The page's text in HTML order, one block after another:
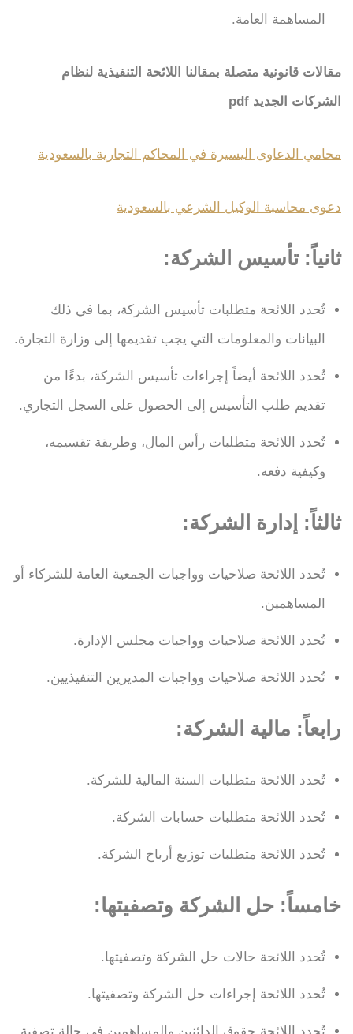
المساهمة العامة.
مقالات قانونية متصلة بمقالنا اللائحة التنفيذية لنظام
الشركات الجديد pdf
محامي الدعاوى اليسيرة في المحاكم التجارية بالسعودية
دعوى محاسبة الوكيل الشرعي بالسعودية
ثانياً: تأسيس الشركة:
تُحدد اللائحة متطلبات تأسيس الشركة، بما في ذلك
البيانات والمعلومات التي يجب تقديمها إلى وزارة التجارة.
تُحدد اللائحة أيضاً إجراءات تأسيس الشركة، بدءًا من
تقديم طلب التأسيس إلى الحصول على السجل التجاري.
تُحدد اللائحة متطلبات رأس المال، وطريقة تقسيمه،
وكيفية دفعه.
ثالثاً: إدارة الشركة:
تُحدد اللائحة صلاحيات وواجبات الجمعية العامة للشركاء أو
المساهمين.
تُحدد اللائحة صلاحيات وواجبات مجلس الإدارة.
تُحدد اللائحة صلاحيات وواجبات المديرين التنفيذيين.
رابعاً: مالية الشركة:
تُحدد اللائحة متطلبات السنة المالية للشركة.
تُحدد اللائحة متطلبات حسابات الشركة.
تُحدد اللائحة متطلبات توزيع أرباح الشركة.
خامساً: حل الشركة وتصفيتها:
تُحدد اللائحة حالات حل الشركة وتصفيتها.
تُحدد اللائحة إجراءات حل الشركة وتصفيتها.